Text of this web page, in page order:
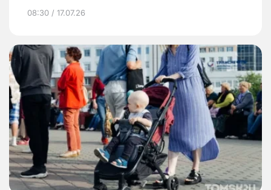
08:30 / 17.07.26